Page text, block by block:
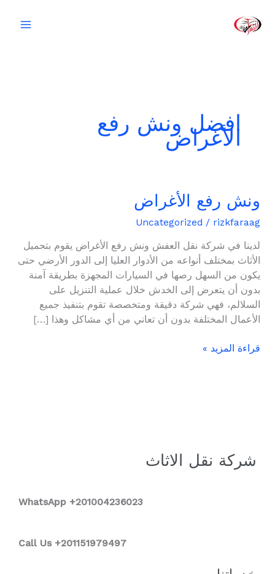
المحتوى
افضل ونش رفع
الأغراض
ونش رفع الأغراض
Uncategorized / rizkfaraag
لدينا في شركة نقل العفش ونش رفع الأغراض يقوم بتحميل
الأثاث بمختلف أنواعه من الأدوار العليا إلى الدور الأرضي حتى
يكون من السهل رصها في السيارات المجهزة بطريقة آمنة
بدون أن يتعرض إلى الخدش خلال عملية التنزيل على
السلالم، فهي شركة دقيقة ومتخصصة تقوم بتنفيذ جميع
الأعمال المختلفة بدون أن تعاني من أي مشاكل وهذا […]
ونش
رفع
الأغراض
قراءة المزيد »
شركة نقل الاثاث
WhatsApp +201004236023
Call Us +201151979497